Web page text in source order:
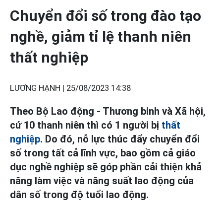
Chuyển đổi số trong đào tạo
nghề, giảm tỉ lệ thanh niên
thất nghiệp
LƯƠNG HẠNH | 25/08/2023 14:38
Theo Bộ Lao động - Thương binh và Xã hội,
cứ 10 thanh niên thì có 1 người bị thất
nghiệp. Do đó, nỗ lực thúc đẩy chuyển đổi
số trong tất cả lĩnh vực, bao gồm cả giáo
dục nghề nghiệp sẽ góp phần cải thiện khả
năng làm việc và năng suất lao động của
dân số trong độ tuổi lao động.